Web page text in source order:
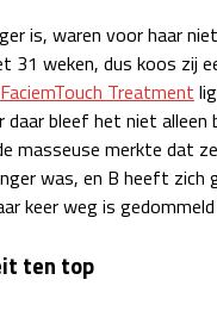
is, waren voor haar
31 weken, dus koos zij
FaciemTouch Treatment
bleef het niet alleen
masseuse merkte dat
was, en B heeft zich
keer weg is
ten top